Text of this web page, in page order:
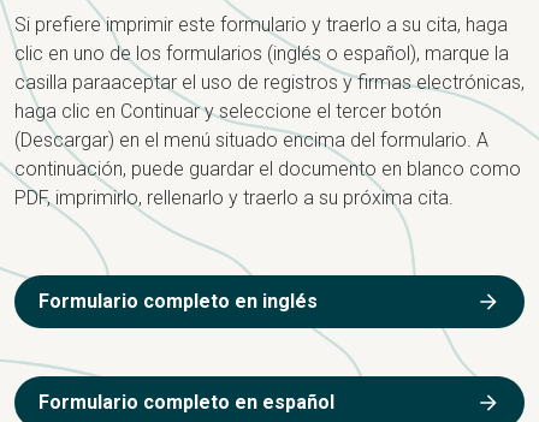
Si prefiere imprimir este formulario y traerlo a su cita, haga
clic en uno de los formularios (inglés o español), marque la
casilla paraaceptar el uso de registros y firmas electrónicas,
haga clic en Continuar y seleccione el tercer botón
(Descargar) en el menú situado encima del formulario. A
continuación, puede guardar el documento en blanco como
PDF, imprimirlo, rellenarlo y traerlo a su próxima cita.
Formulario completo en inglés
Formulario completo en español